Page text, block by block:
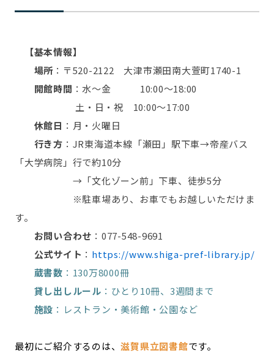
【基本情報】
場所 ：〒520-2122 大津市瀬田南大萱町1740-1
開館時間 ：水～金 10:00～18:00
土・日・祝 10:00～17:00
休館日 ：月・火曜日
行き方 ：JR東海道本線「瀬田」駅下車→帝産バス
「大学病院」行で約10分
→「文化ゾーン前」下車、徒歩5分
※駐車場あり、お車でもお越しいただけま
す。
お問い合わせ ：077-548-9691
公式サイト ： https://www.shiga-pref-library.jp/
蔵書数 ：130万8000冊
貸し出しルール ：ひとり10冊、3週間まで
施設 ：レストラン・美術館・公園など
最初にご紹介するのは、滋賀県立図書館です。